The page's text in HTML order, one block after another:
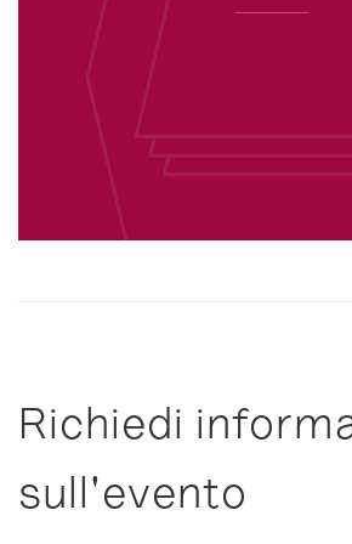
Richiedi
sull'evento